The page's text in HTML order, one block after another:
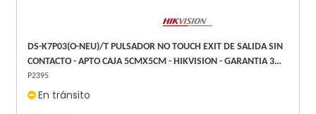
DS-K7P03(O-NEU)/T PULSADOR NO TOUCH EXIT DE SALIDA SIN
CONTACTO - APTO CAJA 5CMX5CM - HIKVISION - GARANTIA 3
AÑOS -
P2395
En tránsito